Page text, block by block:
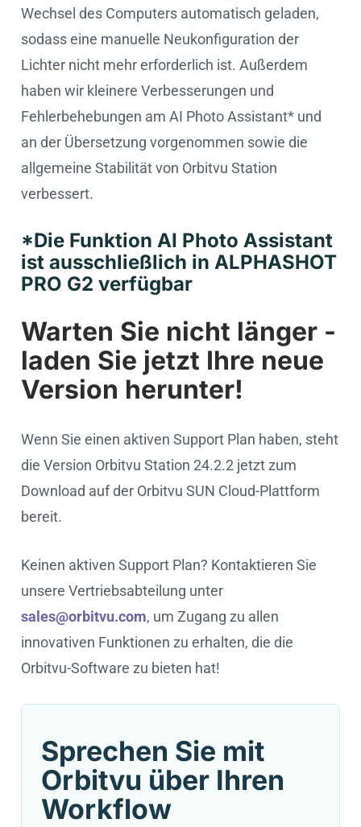
Wechsel des Computers automatisch geladen,
sodass eine manuelle Neukonfiguration der
Lichter nicht mehr erforderlich ist. Außerdem
haben wir kleinere Verbesserungen und
Fehlerbehebungen am AI Photo Assistant* und
an der Übersetzung vorgenommen sowie die
allgemeine Stabilität von Orbitvu Station
verbessert.
*Die Funktion AI Photo Assistant
ist ausschließlich in ALPHASHOT
PRO G2 verfügbar
Warten Sie nicht länger -
laden Sie jetzt Ihre neue
Version herunter!
Wenn Sie einen aktiven Support Plan haben, steht
die Version Orbitvu Station 24.2.2 jetzt zum
Download auf der Orbitvu SUN Cloud-Plattform
bereit.
Keinen aktiven Support Plan? Kontaktieren Sie
unsere Vertriebsabteilung unter
sales@orbitvu.com, um Zugang zu allen
innovativen Funktionen zu erhalten, die die
Orbitvu-Software zu bieten hat!
Sprechen Sie mit
Orbitvu über Ihren
Workflow